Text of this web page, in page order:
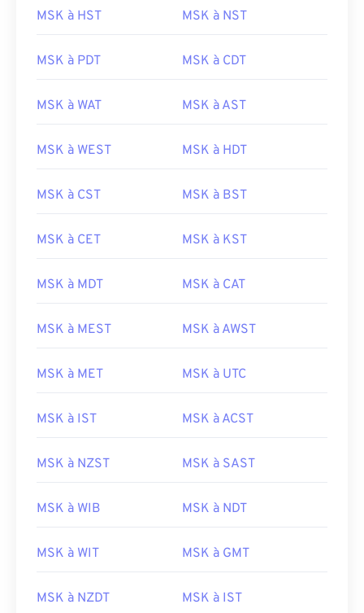
MSK à HST MSK à NST
MSK à PDT MSK à CDT
MSK à WAT MSK à AST
MSK à WEST MSK à HDT
MSK à CST MSK à BST
MSK à CET MSK à KST
MSK à MDT MSK à CAT
MSK à MEST MSK à AWST
MSK à MET MSK à UTC
MSK à IST MSK à ACST
MSK à NZST MSK à SAST
MSK à WIB MSK à NDT
MSK à WIT MSK à GMT
MSK à NZDT MSK à IST